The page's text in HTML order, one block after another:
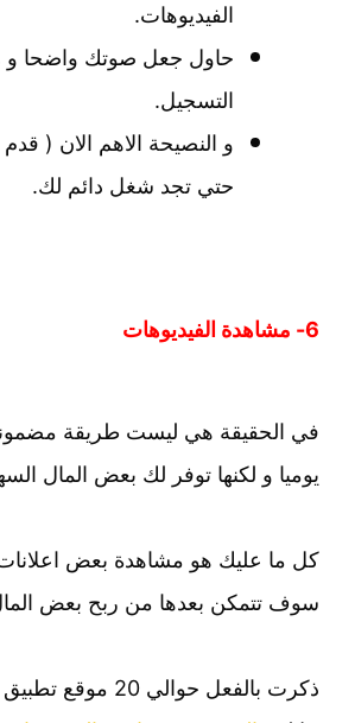
الفيديوهات.
حاول جعل صوتك واضحا و
التسجيل.
و النصيحة الاهم الان ( قدم
حتي تجد شغل دائم لك.
في الحقيقة هي ليست طريقة مضمونة
يوميا و لكنها توفر لك بعض المال
كل ما عليك هو مشاهدة بعض اعلانات
سوف تتمكن بعدها من ربح بعض المال.
ذكرت بالفعل حوالي 20 موقع